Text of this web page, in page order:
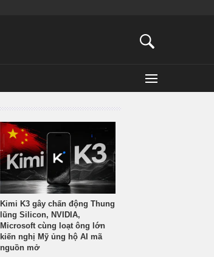
Kimi K3 gây chấn động Thung
lũng Silicon, NVIDIA,
Microsoft cùng loạt ông lớn
kiến nghị Mỹ ủng hộ AI mã
nguồn mở